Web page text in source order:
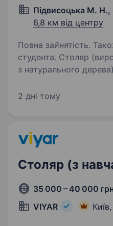
Підвисоцька М.
6,8 км від центру
Повна зайнятість.
студента. Столяр (виробництво меблів
з натурального
на роботу столяра. Ми
2 дні тому
Столяр (з
35 000 – 40 000
VIYAR
Київ,